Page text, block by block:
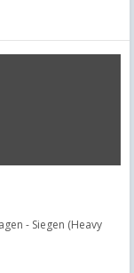
- Siegen (Heavy